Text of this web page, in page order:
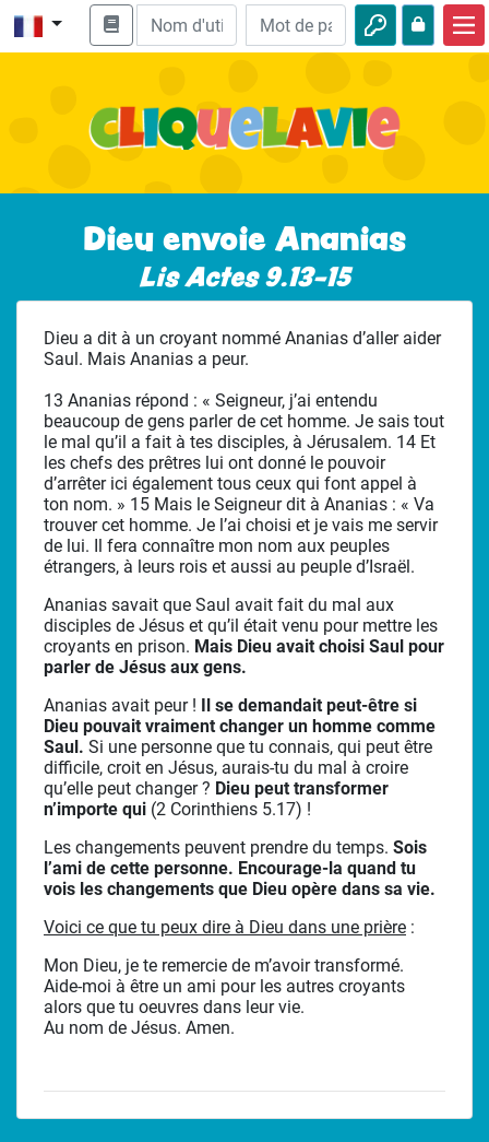
Enseignement biblique
Nature
Aventures
Loisirs
Dieu envoie Ananias
Lis Actes 9.13-15
Dieu a dit à un croyant nommé Ananias d’aller aider
Saul. Mais Ananias a peur.
13 Ananias répond : « Seigneur, j’ai entendu
beaucoup de gens parler de cet homme. Je sais tout
le mal qu’il a fait à tes disciples, à Jérusalem. 14 Et
les chefs des prêtres lui ont donné le pouvoir
d’arrêter ici également tous ceux qui font appel à
ton nom. » 15 Mais le Seigneur dit à Ananias : « Va
trouver cet homme. Je l’ai choisi et je vais me servir
de lui. Il fera connaître mon nom aux peuples
étrangers, à leurs rois et aussi au peuple d’Israël.
Ananias savait que Saul avait fait du mal aux
disciples de Jésus et qu’il était venu pour mettre les
croyants en prison. Mais Dieu avait choisi Saul pour
parler de Jésus aux gens.
Ananias avait peur ! Il se demandait peut-être si
Dieu pouvait vraiment changer un homme comme
Saul. Si une personne que tu connais, qui peut être
difficile, croit en Jésus, aurais-tu du mal à croire
qu’elle peut changer ? Dieu peut transformer
n’importe qui (2 Corinthiens 5.17) !
Les changements peuvent prendre du temps. Sois
l’ami de cette personne. Encourage-la quand tu
vois les changements que Dieu opère dans sa vie.
Voici ce que tu peux dire à Dieu dans une prière :
Mon Dieu, je te remercie de m’avoir transformé.
Aide-moi à être un ami pour les autres croyants
alors que tu oeuvres dans leur vie.
Au nom de Jésus. Amen.